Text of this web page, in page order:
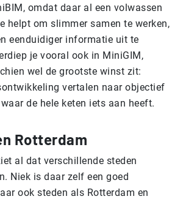
omdat daar al een volwassen
helpt om slimmer samen te werken,
eenduidiger informatie uit te
je vooral ook in MiniGIM,
wel de grootste winst zit:
vertalen naar objectief
de hele keten iets aan heeft.
Rotterdam
al dat verschillende steden
Niek is daar zelf een goed
ook steden als Rotterdam en